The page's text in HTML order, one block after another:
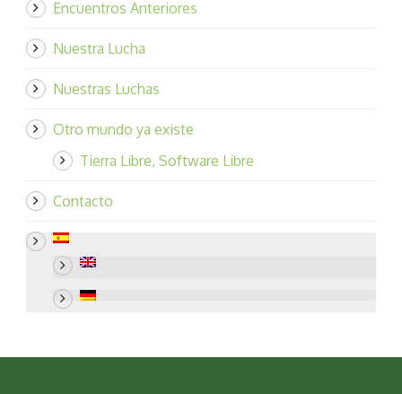
Encuentros Anteriores
Nuestra Lucha
Nuestras Luchas
Otro mundo ya existe
Tierra Libre, Software Libre
Contacto